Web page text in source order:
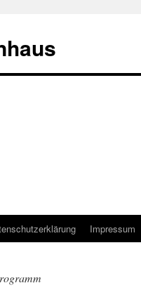
Impressum